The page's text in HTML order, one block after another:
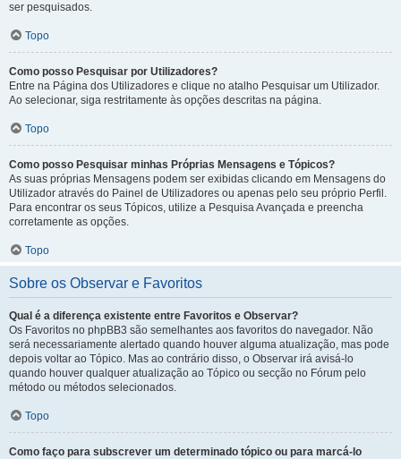
ser pesquisados.
Topo
Como posso Pesquisar por Utilizadores?
Entre na Página dos Utilizadores e clique no atalho Pesquisar um Utilizador.
Ao selecionar, siga restritamente às opções descritas na página.
Topo
Como posso Pesquisar minhas Próprias Mensagens e Tópicos?
As suas próprias Mensagens podem ser exibidas clicando em Mensagens do
Utilizador através do Painel de Utilizadores ou apenas pelo seu próprio Perfil.
Para encontrar os seus Tópicos, utilize a Pesquisa Avançada e preencha
corretamente as opções.
Topo
Sobre os Observar e Favoritos
Qual é a diferença existente entre Favoritos e Observar?
Os Favoritos no phpBB3 são semelhantes aos favoritos do navegador. Não
será necessariamente alertado quando houver alguma atualização, mas pode
depois voltar ao Tópico. Mas ao contrário disso, o Observar irá avisá-lo
quando houver qualquer atualização ao Tópico ou secção no Fórum pelo
método ou métodos selecionados.
Topo
Como faço para subscrever um determinado tópico ou para marcá-lo